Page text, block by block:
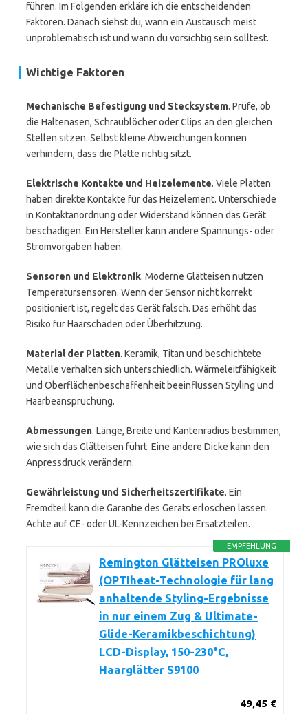
führen. Im Folgenden erkläre ich die entscheidenden
Faktoren. Danach siehst du, wann ein Austausch meist
unproblematisch ist und wann du vorsichtig sein solltest.
Wichtige Faktoren
Mechanische Befestigung und Stecksystem. Prüfe, ob
die Haltenasen, Schraublöcher oder Clips an den gleichen
Stellen sitzen. Selbst kleine Abweichungen können
verhindern, dass die Platte richtig sitzt.
Elektrische Kontakte und Heizelemente. Viele Platten
haben direkte Kontakte für das Heizelement. Unterschiede
in Kontaktanordnung oder Widerstand können das Gerät
beschädigen. Ein Hersteller kann andere Spannungs- oder
Stromvorgaben haben.
Sensoren und Elektronik. Moderne Glätteisen nutzen
Temperatursensoren. Wenn der Sensor nicht korrekt
positioniert ist, regelt das Gerät falsch. Das erhöht das
Risiko für Haarschäden oder Überhitzung.
Material der Platten. Keramik, Titan und beschichtete
Metalle verhalten sich unterschiedlich. Wärmeleitfähigkeit
und Oberflächenbeschaffenheit beeinflussen Styling und
Haarbeanspruchung.
Abmessungen. Länge, Breite und Kantenradius bestimmen,
wie sich das Glätteisen führt. Eine andere Dicke kann den
Anpressdruck verändern.
Gewährleistung und Sicherheitszertifikate. Ein
Fremdteil kann die Garantie des Geräts erlöschen lassen.
Achte auf CE- oder UL-Kennzeichen bei Ersatzteilen.
EMPFEHLUNG
Remington Glätteisen PROluxe
(OPTIheat-Technologie für lang
anhaltende Styling-Ergebnisse
in nur einem Zug & Ultimate-
Glide-Keramikbeschichtung)
LCD-Display, 150-230°C,
Haarglätter S9100
49,45 €